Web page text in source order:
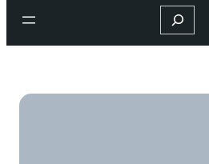
Search